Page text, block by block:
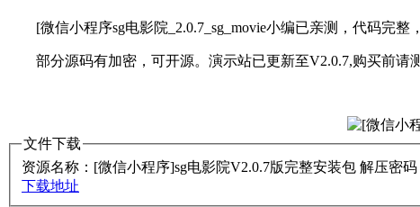
[微信小程序sg电影院_2.0.7_sg_movie小编已亲测，代码完整
部分源码有加密，可开源。演示站已更新至V2.0.7,购买前请
文件下载
资源名称：[微信小程序]sg电影院V2.0.7版完整安装包 解压密码
下载地址